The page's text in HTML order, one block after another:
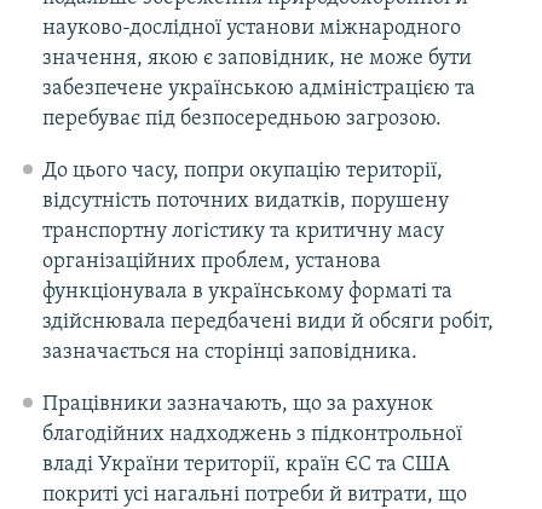
науково-дослідної установи міжнародного
значення, якою є заповідник, не може бути
забезпечене українською адміністрацією та
перебуває під безпосередньою загрозою.
До цього часу, попри окупацію території,
відсутність поточних видатків, порушену
транспортну логістику та критичну масу
організаційних проблем, установа
функціонувала в українському форматі та
здійснювала передбачені види й обсяги робіт,
зазначається на сторінці заповідника.
Працівники зазначають, що за рахунок
благодійних надходжень з підконтрольної
владі України території, країн ЄС та США
покриті усі нагальні потреби й витрати, що